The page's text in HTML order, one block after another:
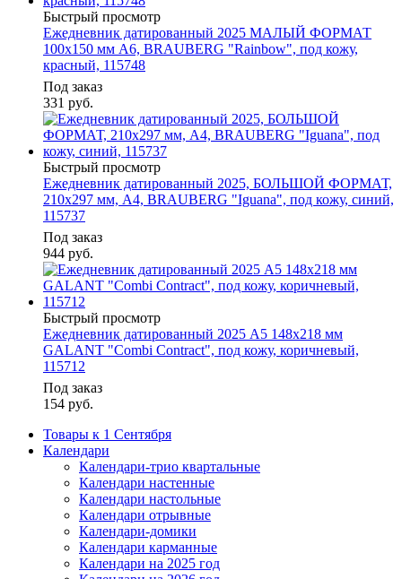
Быстрый просмотр
Ежедневник датированный 2025 МАЛЫЙ ФОРМАТ
100х150 мм А6, BRAUBERG "Rainbow", под кожу,
красный, 115748
Под заказ
331 руб.
Быстрый просмотр
Ежедневник датированный 2025, БОЛЬШОЙ ФОРМАТ,
210х297 мм, А4, BRAUBERG "Iguana", под кожу, синий,
115737
Под заказ
944 руб.
Быстрый просмотр
Ежедневник датированный 2025 А5 148х218 мм
GALANT "Combi Contract", под кожу, коричневый,
115712
Под заказ
154 руб.
Товары к 1 Сентября
Календари
Календари-трио квартальные
Календари настенные
Календари настольные
Календари отрывные
Календари-домики
Календари карманные
Календари на 2025 год